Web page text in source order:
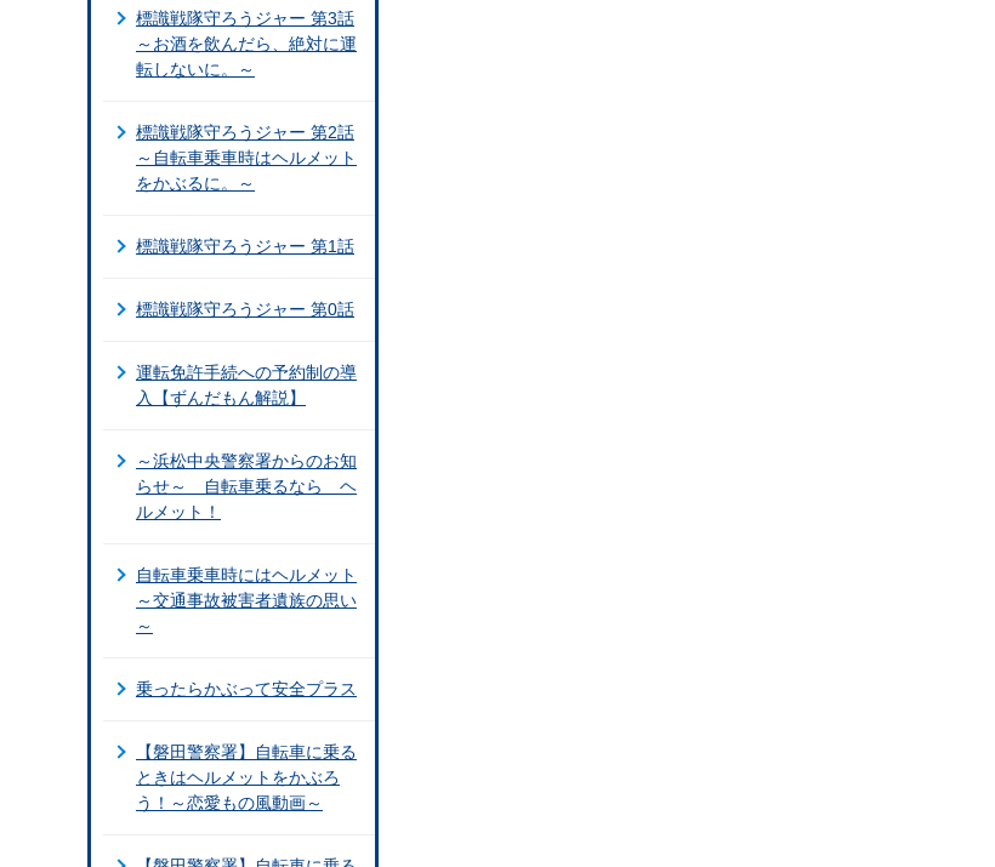
標識戦隊守ろうジャー 第3話
～お酒を飲んだら、絶対に運
転しないに。～
標識戦隊守ろうジャー 第2話
～自転車乗車時はヘルメット
をかぶるに。～
標識戦隊守ろうジャー 第1話
標識戦隊守ろうジャー 第0話
運転免許手続への予約制の導
入【ずんだもん解説】
～浜松中央警察署からのお知
らせ～ 自転車乗るなら ヘ
ルメット！
自転車乗車時にはヘルメット
～交通事故被害者遺族の思い
～
乗ったらかぶって安全プラス
【磐田警察署】自転車に乗る
ときはヘルメットをかぶろ
う！～恋愛もの風動画～